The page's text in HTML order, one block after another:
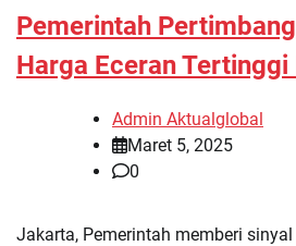
Pemerintah
Harga Eceran Tertinggi
Admin Aktualglobal
Maret 5, 2025
0
Jakarta, Pemerintah memberi